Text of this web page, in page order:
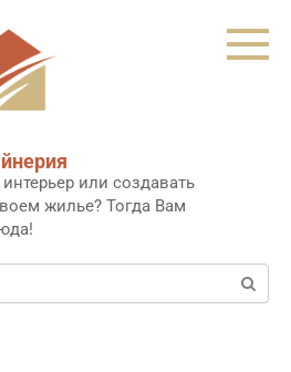
или создавать
жилье? Тогда Вам